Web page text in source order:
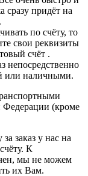
сразу придёт на
по счёту, то
свои реквизиты
счёт .
непосредственно
или наличными.
Федерации (кроме
заказ у нас на
К
мы не можем
их Вам.